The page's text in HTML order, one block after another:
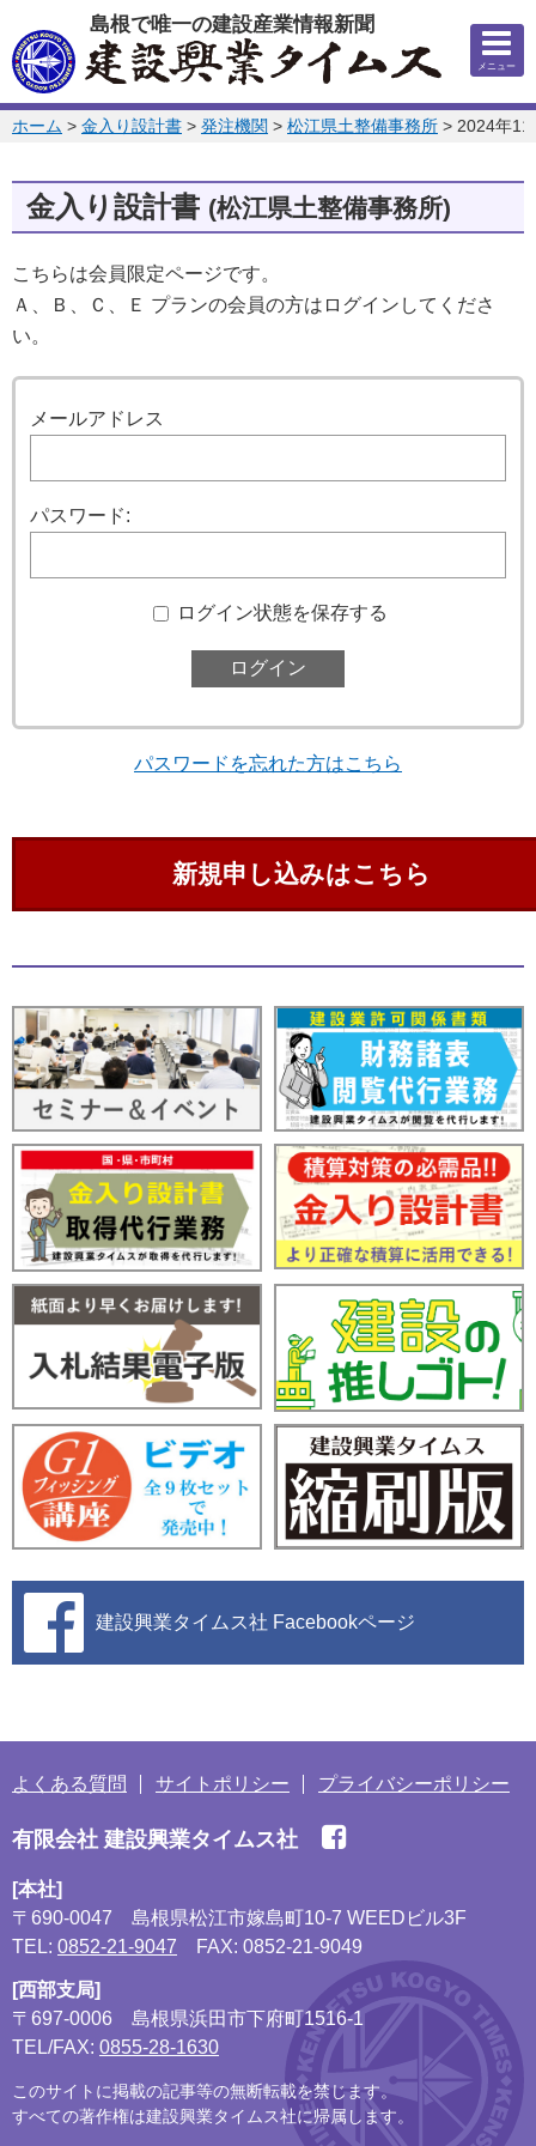
このページの本文へ
島根で唯一の建設産業情報新聞
メニュー
このページの位置:
ホーム > 金入り設計書 > 発注機関 > 松江県土整備事務所 > 2024年
金入り設計書 (松江県土整備事務所)
こちらは会員限定ページです。
Ａ、Ｂ、Ｃ、Ｅ プランの会員の方はログインしてくださ
い。
メールアドレス
パスワード:
ログイン状態を保存する
パスワードを忘れた方はこちら
新規申し込みはこちら
建設興業タイムス社 Facebookページ
よくある質問 サイトポリシー プライバシーポリシー
有限会社 建設興業タイムス社
[本社]
〒690-0047
島根県松江市嫁島町10-7 WEEDビル3F
TEL: 0852-21-9047 FAX: 0852-21-9049
[西部支局]
〒697-0006
島根県浜田市下府町1516-1
TEL/FAX: 0855-28-1630
このサイトに掲載の記事等の無断転載を禁じます。
すべての著作権は建設興業タイムス社に帰属します。